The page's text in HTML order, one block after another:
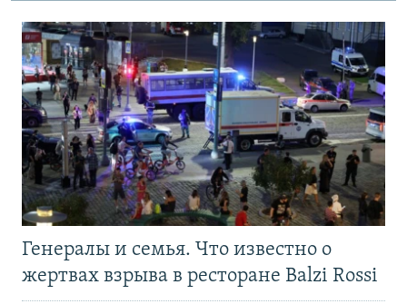
Генералы и семья. Что известно о
жертвах взрыва в ресторане Balzi Rossi